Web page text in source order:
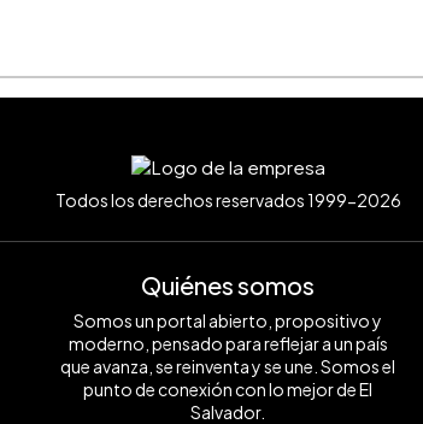
Todos los derechos reservados 1999-2026
Quiénes somos
Somos un portal abierto, propositivo y
moderno, pensado para reflejar a un país
que avanza, se reinventa y se une. Somos el
punto de conexión con lo mejor de El
Salvador.